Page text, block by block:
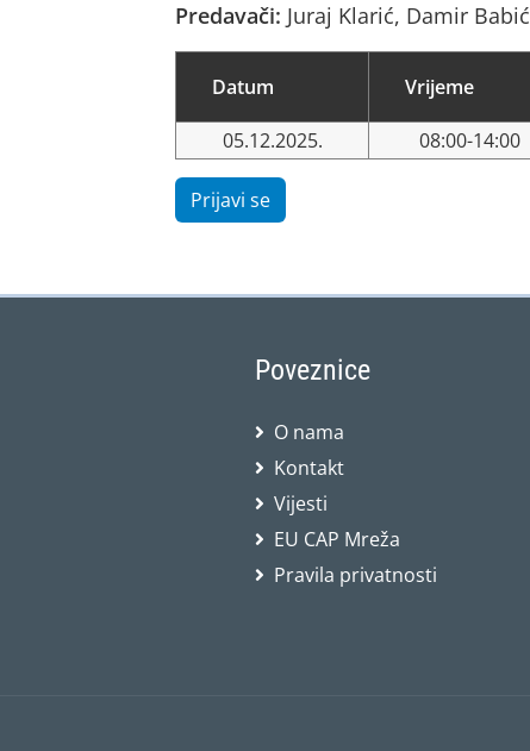
Predavači: Juraj Klarić, Damir Babić
Datum Vrijeme
05.12.2025. 08:00-14:00
Prijavi se
Poveznice
O nama
Kontakt
Vijesti
EU CAP Mreža
Pravila privatnosti